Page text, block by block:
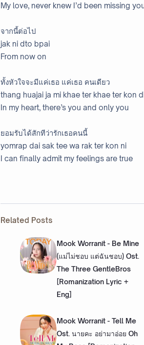
My love, never knew I’d been missing
จากนี้ต่อไป
jak ni dto bpai
From now on
ทั้งหัวใจจะมีแค่เธอ แค่เธอ คนเดียว
thang huajai ja mi khae ter khae ter kon
In my heart, there’s you and only you
ยอมรับได้สักทีว่ารักเธอคนนี้
yomrap dai sak tee wa rak ter kon ni
I can finally admit my feelings are true
Related Posts
Mook Worranit - Be Mine
(แม่ไม่ชอบ แต่ฉันชอบ) Ost.
The Three GentleBros
[Romanization Lyric +
Eng]
Mook Worranit - Tell Me
Ost. นายคะ อย่ามาอ่อย Oh